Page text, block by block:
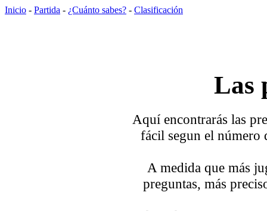
Inicio - Partida - ¿Cuánto sabes? - Clasificación
Las
Aquí encontrarás las
fácil segun el número
A medida que más
preguntas, más